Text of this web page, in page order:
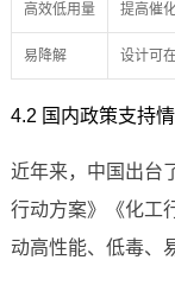
高效低用量 提高催
易降解 设计可
4.2 国内政策支持
近年来，中国出台
行动方案》《化工
动高性能、低毒、